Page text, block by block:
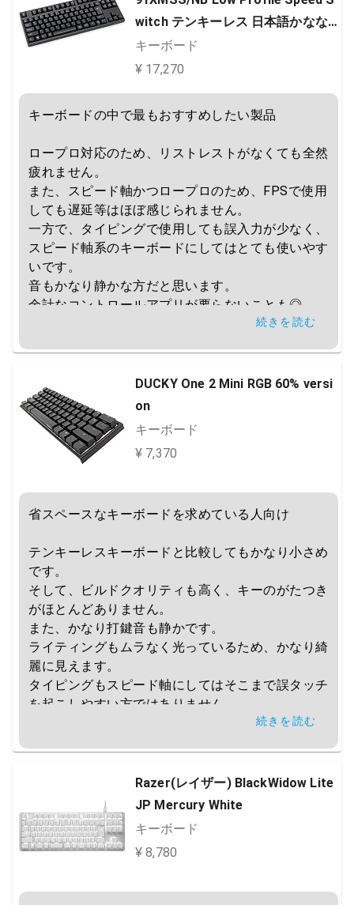
witch テンキーレス 日本語かなな
し ロープロファイルメカニカルキ
ーボード
キーボード
¥ 17,270
キーボードの中で最もおすすめしたい製品
ロープロ対応のため、リストレストがなくても全然
疲れません。
また、スピード軸かつロープロのため、FPSで使用
しても遅延等はほぼ感じられません。
一方で、タイピングで使用しても誤入力が少なく、
スピード軸系のキーボードにしてはとても使いやす
いです。
音もかなり静かな方だと思います。
余計なコントロールアプリが要らないことも◎
総合的に見ても、かなりクオリティの高い製品で
す。
続きを読む
DUCKY One 2 Mini RGB 60% versi
on
キーボード
¥ 7,370
省スペースなキーボードを求めている人向け
テンキーレスキーボードと比較してもかなり小さめ
です。
そして、ビルドクオリティも高く、キーのがたつき
がほとんどありません。
また、かなり打鍵音も静かです。
ライティングもムラなく光っているため、かなり綺
麗に見えます。
タイピングもスピード軸にしてはそこまで誤タッチ
を起こしやすい方ではありません。
また、普段使いには矢印やF7キーがないため、か
なり使いづらいです。
続きを読む
Razer(レイザー) BlackWidow Lite
JP Mercury White
キーボード
¥ 8,780